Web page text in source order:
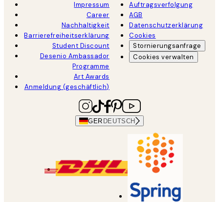
Impressum
Career
Nachhaltigkeit
Barrierefreiheitserklärung
Student Discount
Desenio Ambassador
Programme
Art Awards
Anmeldung (geschäftlich)
Auftragsverfolgung
AGB
Datenschutzerklärung
Cookies
Stornierungsanfrage
Cookies verwalten
GER DEUTSCH